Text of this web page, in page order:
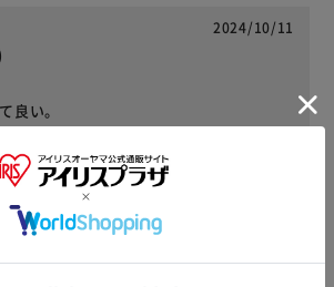
2024/10/11
良い。